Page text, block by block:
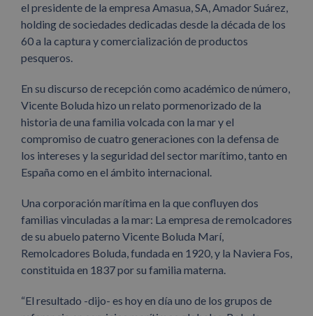
el presidente de la empresa Amasua, SA, Amador Suárez,
holding de sociedades dedicadas desde la década de los
60 a la captura y comercialización de productos
pesqueros.
En su discurso de recepción como académico de número,
Vicente Boluda hizo un relato pormenorizado de la
historia de una familia volcada con la mar y el
compromiso de cuatro generaciones con la defensa de
los intereses y la seguridad del sector marítimo, tanto en
España como en el ámbito internacional.
Una corporación marítima en la que confluyen dos
familias vinculadas a la mar: La empresa de remolcadores
de su abuelo paterno Vicente Boluda Marí,
Remolcadores Boluda, fundada en 1920, y la Naviera Fos,
constituida en 1837 por su familia materna.
“El resultado -dijo- es hoy en día uno de los grupos de